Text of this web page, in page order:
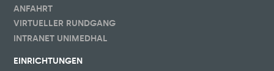
ANFAHRT
VIRTUELLER RUNDGANG
INTRANET UNIMEDHAL
EINRICHTUNGEN